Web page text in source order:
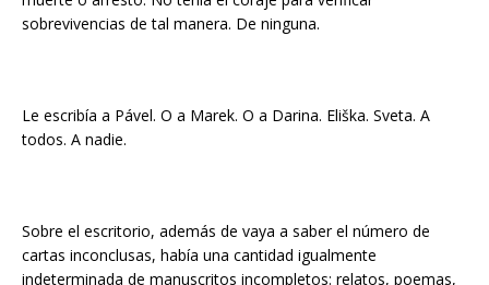
sobrevivencias de tal manera. De ninguna.
Le escribía a Pável. O a Marek. O a Darina. Eliška. Sveta. A
todos. A nadie.
Sobre el escritorio, además de vaya a saber el número de
cartas inconclusas, había una cantidad igualmente
indeterminada de manuscritos incompletos: relatos, poemas,